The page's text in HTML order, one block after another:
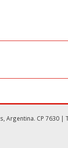
Argentina. CP 7630 |